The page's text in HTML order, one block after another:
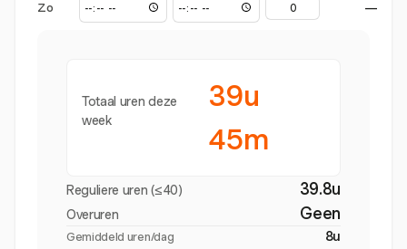
Zo —
Totaal uren deze
week
39u
45m
Reguliere uren (≤40) 39.8u
Overuren Geen
Gemiddeld uren/dag 8u